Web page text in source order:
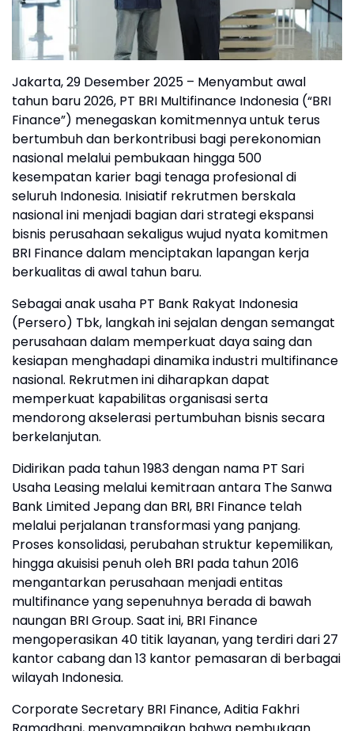
Jakarta, 29 Desember 2025 – Menyambut awal
tahun baru 2026, PT BRI Multifinance Indonesia (“BRI
Finance”) menegaskan komitmennya untuk terus
bertumbuh dan berkontribusi bagi perekonomian
nasional melalui pembukaan hingga 500
kesempatan karier bagi tenaga profesional di
seluruh Indonesia. Inisiatif rekrutmen berskala
nasional ini menjadi bagian dari strategi ekspansi
bisnis perusahaan sekaligus wujud nyata komitmen
BRI Finance dalam menciptakan lapangan kerja
berkualitas di awal tahun baru.
Sebagai anak usaha PT Bank Rakyat Indonesia
(Persero) Tbk, langkah ini sejalan dengan semangat
perusahaan dalam memperkuat daya saing dan
kesiapan menghadapi dinamika industri multifinance
nasional. Rekrutmen ini diharapkan dapat
memperkuat kapabilitas organisasi serta
mendorong akselerasi pertumbuhan bisnis secara
berkelanjutan.
Didirikan pada tahun 1983 dengan nama PT Sari
Usaha Leasing melalui kemitraan antara The Sanwa
Bank Limited Jepang dan BRI, BRI Finance telah
melalui perjalanan transformasi yang panjang.
Proses konsolidasi, perubahan struktur kepemilikan,
hingga akuisisi penuh oleh BRI pada tahun 2016
mengantarkan perusahaan menjadi entitas
multifinance yang sepenuhnya berada di bawah
naungan BRI Group. Saat ini, BRI Finance
mengoperasikan 40 titik layanan, yang terdiri dari 27
kantor cabang dan 13 kantor pemasaran di berbagai
wilayah Indonesia.
Corporate Secretary BRI Finance, Aditia Fakhri